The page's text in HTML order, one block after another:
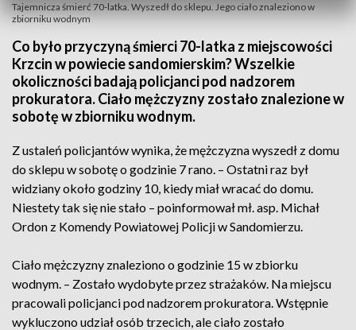
Tajemnicza śmierć 70-latka. Wyszedł do sklepu. Jego ciało znaleziono w
zbiorniku wodnym
Co było przyczyną śmierci 70-latka z miejscowości
Krzcin w powiecie sandomierskim? Wszelkie
okoliczności badają policjanci pod nadzorem
prokuratora. Ciało mężczyzny zostało znalezione w
sobotę w zbiorniku wodnym.
Z ustaleń policjantów wynika, że mężczyzna wyszedł z domu
do sklepu w sobotę o godzinie 7 rano. – Ostatni raz był
widziany około godziny 10, kiedy miał wracać do domu.
Niestety tak się nie stało – poinformował mł. asp. Michał
Ordon z Komendy Powiatowej Policji w Sandomierzu.
Ciało mężczyzny znaleziono o godzinie 15 w zbiorku
wodnym. – Zostało wydobyte przez strażaków. Na miejscu
pracowali policjanci pod nadzorem prokuratora. Wstępnie
wykluczono udział osób trzecich, ale ciało zostało